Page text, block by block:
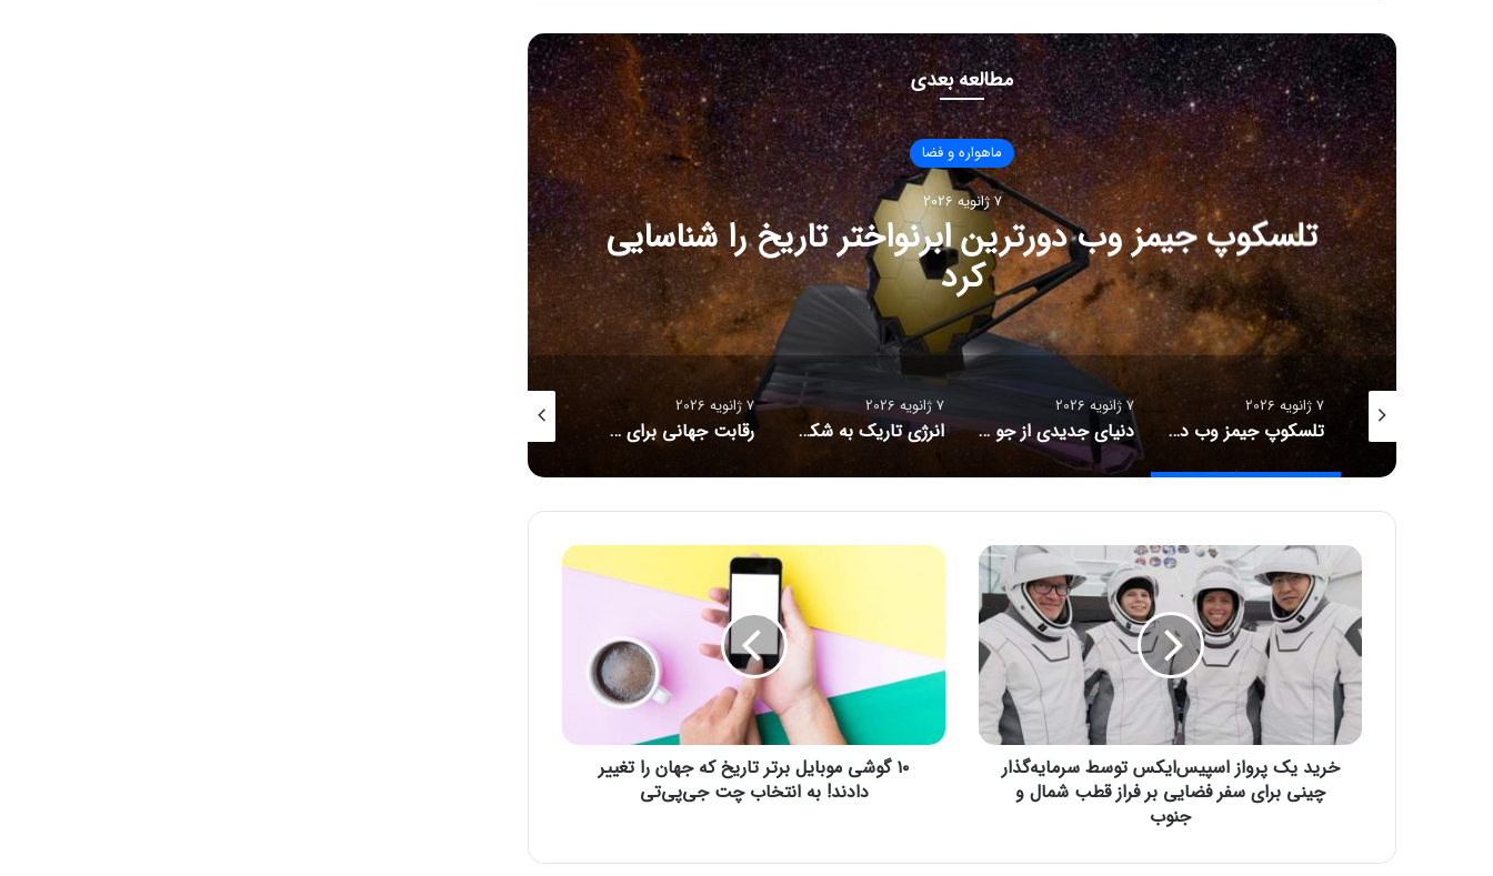
مطالعه بعدی
ماهواره و فضا
7 ژانویه 2026
تلسکوپ جیمز وب دورترین ابرنواختر تاریخ را شناسایی
کرد
7 ژانویه 2026
تلسکوپ جیمز وب دورترین ابرنواختر تاریخ را شناسایی کرد
7 ژانویه 2026
دنیای جدیدی از جو مریخ پیش روی دانشمندان است
7 ژانویه 2026
انرژی تاریک به شکل مرموزی در حال تغییر است
7 ژانویه 2026
رقابت جهانی برای ساخت ابررایانه‌های فضایی؛ چین در مسیر پیشتازی هوش مصنوعی مداری
خ
ر
د
ی
پ
و
پ
خرید یک پرواز اسپیس‌ایکس توسط سرمایه‌گذار
چینی برای سفر فضایی بر فراز قطب شمال و
جنوب
۱
ی
ب
ر
۱۰ گوشی موبایل برتر تاریخ که جهان را تغییر
دادند! به انتخاب چت جی‌پی‌تی